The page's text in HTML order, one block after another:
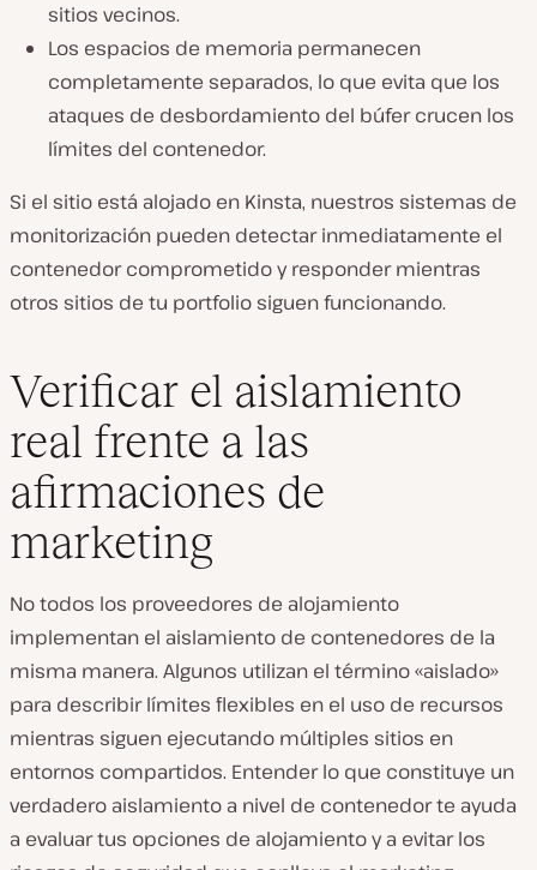
sitios vecinos.
Los espacios de memoria permanecen
completamente separados, lo que evita que los
ataques de desbordamiento del búfer crucen los
límites del contenedor.
Si el sitio está alojado en Kinsta, nuestros sistemas de
monitorización pueden detectar inmediatamente el
contenedor comprometido y responder mientras
otros sitios de tu portfolio siguen funcionando.
Verificar el aislamiento
real frente a las
afirmaciones de
marketing
No todos los proveedores de alojamiento
implementan el aislamiento de contenedores de la
misma manera. Algunos utilizan el término «aislado»
para describir límites flexibles en el uso de recursos
mientras siguen ejecutando múltiples sitios en
entornos compartidos. Entender lo que constituye un
verdadero aislamiento a nivel de contenedor te ayuda
a evaluar tus opciones de alojamiento y a evitar los